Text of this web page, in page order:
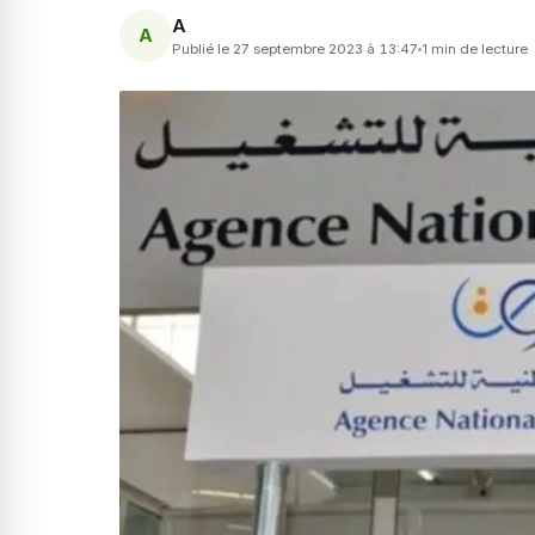
A A
Publié le 27 septembre 2023 à 13:47 1 min de lecture